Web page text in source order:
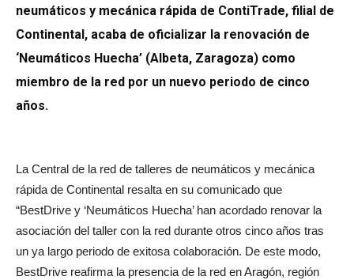
neumáticos y mecánica rápida de ContiTrade, filial de
Continental, acaba de oficializar la renovación de
‘Neumáticos Huecha’ (Albeta, Zaragoza) como
miembro de la red por un nuevo periodo de cinco
años.
La Central de la red de talleres de neumáticos y mecánica
rápida de Continental resalta en su comunicado que
“BestDrive y ‘Neumáticos Huecha’ han acordado renovar la
asociación del taller con la red durante otros cinco años tras
un ya largo periodo de exitosa colaboración. De este modo,
BestDrive reafirma la presencia de la red en Aragón, región